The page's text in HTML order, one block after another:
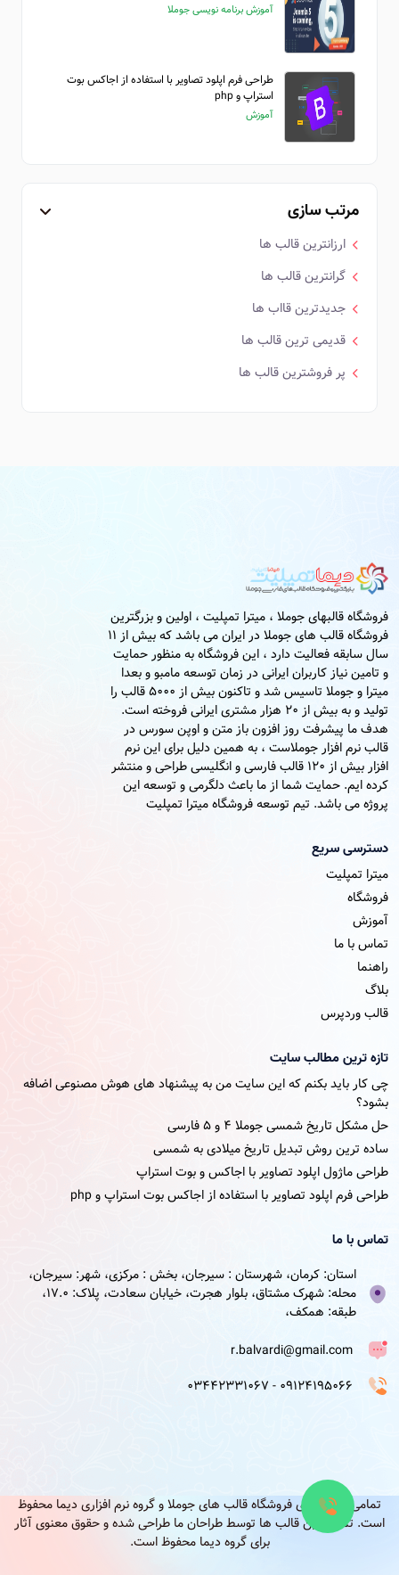
آموزش برنامه نویسی جوملا
طراحی فرم اپلود تصاویر با استفاده از اجاکس بوت
استراپ و php
آموزش
مرتب سازی
ارزانترین قالب ها
گرانترین قالب ها
جدیدترین قااب ها
قدیمی ترین قالب ها
پر فروشترین قالب ها
فروشگاه قالبهای جوملا ، میترا تمپلیت ، اولین و بزرگترین
فروشگاه قالب های جوملا در ایران می باشد که بیش از 11
سال سابقه فعالیت دارد ، این فروشگاه به منظور حمایت
و تامین نیاز کاربران ایرانی در زمان توسعه مامبو و بعدا
میترا و جوملا تاسیس شد و تاکنون بیش از 5000 قالب را
تولید و به بیش از 20 هزار مشتری ایرانی فروخته است.
هدف ما پیشرفت روز افزون باز متن و اوپن سورس در
قالب نرم افزار جوملاست ، به همین دلیل برای این نرم
افزار بیش از 120 قالب فارسی و انگلیسی طراحی و منتشر
کرده ایم. حمایت شما از ما باعث دلگرمی و توسعه این
پروژه می باشد. تیم توسعه فروشگاه میترا تمپلیت
دسترسی سریع
میترا تمپلیت
فروشگاه
آموزش
تماس با ما
راهنما
بلاگ
قالب وردپرس
تازه ترین مطالب سایت
چی کار باید بکنم که این سایت من به پیشنهاد های هوش مصنوعی اضافه
بشود؟
حل مشکل تاریخ شمسی جوملا ۴ و ۵ فارسی
ساده ترین روش تبدیل تاریخ میلادی به شمسی
طراحی ماژول اپلود تصاویر با اجاکس و بوت استراپ
طراحی فرم اپلود تصاویر با استفاده از اجاکس بوت استراپ و php
تماس با ما
استان: کرمان، شهرستان : سیرجان، بخش : مرکزی، شهر: سیرجان،
محله: شهرک مشتاق، بلوار هجرت، خیابان سعادت، پلاک: 17.0،
طبقه: همکف،
تمامی حقوق برای فروشگاه قالب های جوملا و گروه نرم افزاری دیما محفوظ
است. تمامی این قالب ها توسط طراحان ما طراحی شده و حقوق معنوی آثار
برای گروه دیما محفوظ است.